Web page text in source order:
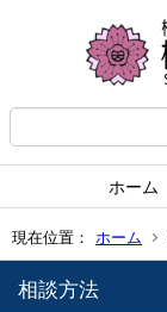
ホーム
現在位置： ホーム
相談方法